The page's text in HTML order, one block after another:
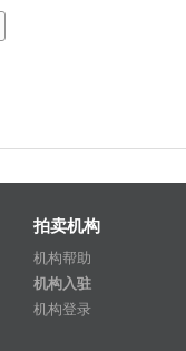
拍卖机构
机构帮助
机构入驻
机构登录